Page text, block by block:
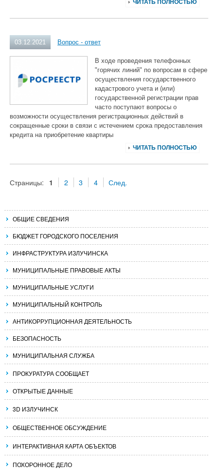
ЧИТАТЬ ПОЛНОСТЬЮ
03.12.2021 Вопрос - ответ
В ходе проведения телефонных
"горячих линий" по вопросам в сфере
осуществления государственного
кадастрового учета и (или)
государственной регистрации прав
часто поступают вопросы о
возможности осуществления регистрационных действий в
сокращенные сроки в связи с истечением срока предоставления
кредита на приобретение квартиры
ЧИТАТЬ ПОЛНОСТЬЮ
Страницы: 1 2 3 4 След.
ОБЩИЕ СВЕДЕНИЯ
БЮДЖЕТ ГОРОДСКОГО ПОСЕЛЕНИЯ
ИНФРАСТРУКТУРА ИЗЛУЧИНСКА
МУНИЦИПАЛЬНЫЕ ПРАВОВЫЕ АКТЫ
МУНИЦИПАЛЬНЫЕ УСЛУГИ
МУНИЦИПАЛЬНЫЙ КОНТРОЛЬ
АНТИКОРРУПЦИОННАЯ ДЕЯТЕЛЬНОСТЬ
БЕЗОПАСНОСТЬ
МУНИЦИПАЛЬНАЯ СЛУЖБА
ПРОКУРАТУРА СООБЩАЕТ
ОТКРЫТЫЕ ДАННЫЕ
3D ИЗЛУЧИНСК
ОБЩЕСТВЕННОЕ ОБСУЖДЕНИЕ
ИНТЕРАКТИВНАЯ КАРТА ОБЪЕКТОВ
ПОХОРОННОЕ ДЕЛО